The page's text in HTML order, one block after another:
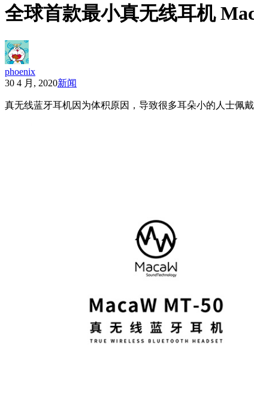
全球首款最小真无线耳机
phoenix
30 4 月, 2020新闻
真无线蓝牙耳机因为体积原因，导致很多耳朵小的人士佩